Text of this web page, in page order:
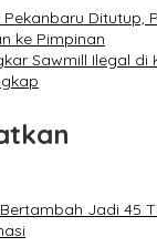
Ditutup,
ke Pimpinan
Sawmill Ilegal di
Jadi 45